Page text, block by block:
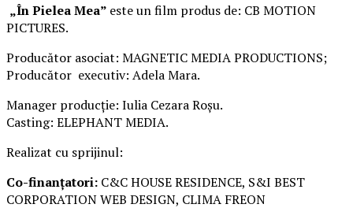
„În Pielea Mea” este un film produs de: CB MOTION
PICTURES.
Producător asociat: MAGNETIC MEDIA PRODUCTIONS;
Producător executiv: Adela Mara.
Manager producție: Iulia Cezara Roșu.
Casting: ELEPHANT MEDIA.
Realizat cu sprijinul:
Co-finanțatori: C&C HOUSE RESIDENCE, S&I BEST
CORPORATION WEB DESIGN, CLIMA FREON